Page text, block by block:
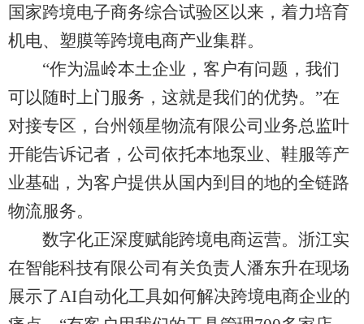
国家跨境电子商务综合试验区以来，着力培育
机电、塑膜等跨境电商产业集群。
“作为温岭本土企业，客户有问题，我们
可以随时上门服务，这就是我们的优势。”在
对接专区，台州领星物流有限公司业务总监叶
开能告诉记者，公司依托本地泵业、鞋服等产
业基础，为客户提供从国内到目的地的全链路
物流服务。
数字化正深度赋能跨境电商运营。浙江实
在智能科技有限公司有关负责人潘东升在现场
展示了AI自动化工具如何解决跨境电商企业的